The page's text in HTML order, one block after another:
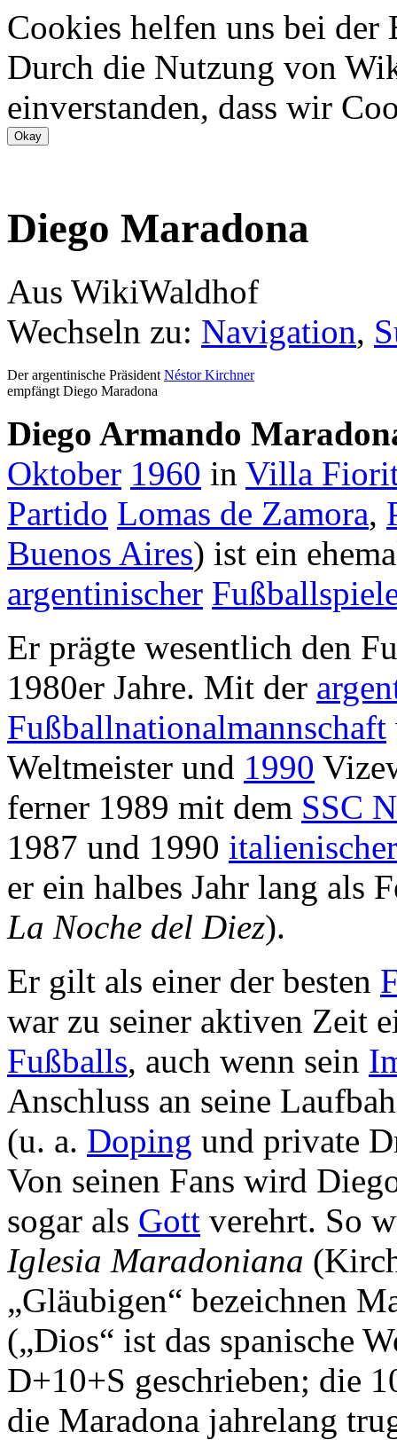
Cookies helfen uns bei
Durch die Nutzung von
einverstanden, dass wir
Diego Maradona
Aus WikiWaldhof
Wechseln zu: Navigation,
Der argentinische Präsident Néstor Kirchner
empfängt Diego Maradona
Diego Armando
Oktober 1960 in Villa
Partido Lomas de Zamora,
Buenos Aires) ist ein
argentinischer
Er prägte wesentlich den
1980er Jahre. Mit der
Fußballnationalmannschaft
Weltmeister und 1990
ferner 1989 mit dem SSC
1987 und 1990
er ein halbes Jahr lang als
La Noche del Diez).
Er gilt als einer der besten
war zu seiner aktiven Zeit
Fußballs, auch wenn sein
Anschluss an seine
(u. a. Doping und private
Von seinen Fans wird
sogar als Gott verehrt. So
Iglesia Maradoniana
„Gläubigen“ bezeichnen
(„Dios“ ist das spanische
D+10+S geschrieben; die
die Maradona jahrelang